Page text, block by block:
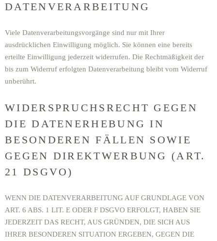
DATENVERARBEITUNG
Viele Datenverarbeitungsvorgänge sind nur mit Ihrer
ausdrücklichen Einwilligung möglich. Sie können eine bereits
erteilte Einwilligung jederzeit widerrufen. Die Rechtmäßigkeit der
bis zum Widerruf erfolgten Datenverarbeitung bleibt vom Widerruf
unberührt.
WIDERSPRUCHSRECHT GEGEN
DIE DATENERHEBUNG IN
BESONDEREN FÄLLEN SOWIE
GEGEN DIREKTWERBUNG (ART.
21 DSGVO)
WENN DIE DATENVERARBEITUNG AUF GRUNDLAGE VON
ART. 6 ABS. 1 LIT. E ODER F DSGVO ERFOLGT, HABEN SIE
JEDERZEIT DAS RECHT, AUS GRÜNDEN, DIE SICH AUS
IHRER BESONDEREN SITUATION ERGEBEN, GEGEN DIE